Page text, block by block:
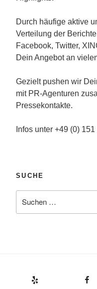
Durch häufige aktive
Verteilung der
Facebook, Twitter,
Dein Angebot an
Gezielt pushen wir
mit PR-Agenturen
Pressekontakte.
Infos unter +49 (0)
SUCHE
nach: